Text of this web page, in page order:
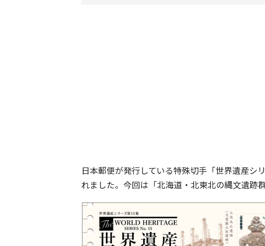
日本郵便が発行している特殊切手「世界遺産シ
れました。今回は「北海道・北東北の縄文遺跡